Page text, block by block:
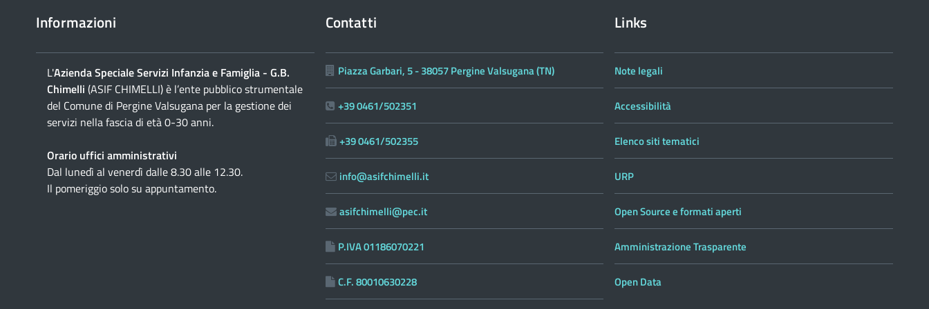
Informazioni
L'Azienda Speciale Servizi Infanzia e Famiglia - G.B.
Chimelli (ASIF CHIMELLI) è l’ente pubblico strumentale
del Comune di Pergine Valsugana per la gestione dei
servizi nella fascia di età 0-30 anni.
Orario uffici amministrativi
Dal lunedì al venerdì dalle 8.30 alle 12.30.
Il pomeriggio solo su appuntamento.
Contatti
Piazza Garbari, 5 - 38057 Pergine Valsugana (TN)
+39 0461/502351
+39 0461/502355
info@asifchimelli.it
asifchimelli@pec.it
P.IVA 01186070221
C.F. 80010630228
Links
Note legali
Accessibilità
Elenco siti tematici
URP
Open Source e formati aperti
Amministrazione Trasparente
Open Data